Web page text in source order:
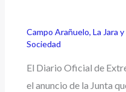
Campo Arañuelo,La Jara
Sociedad
El Diario Oficial de
el anuncio de la Junta